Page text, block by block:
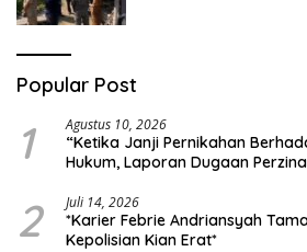
Popular Post
1 Agustus 10, 2026
“Ketika Janji Pernikahan
Hukum, Laporan Dugaan
2 Juli 14, 2026
*Karier Febrie Andriansyah
Kepolisian Kian Erat*